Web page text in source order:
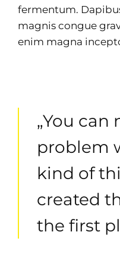
fermentum.
magnis congue
enim magna
„You can
problem
kind of
created
the first